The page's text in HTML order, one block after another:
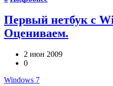
Первый нетбук с
Оцениваем.
2 июн 2009
0
Windows 7